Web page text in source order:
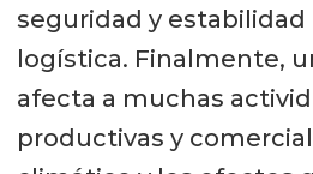
seguridad y estabilidad
logística. Finalmente,
afecta a muchas
productivas y